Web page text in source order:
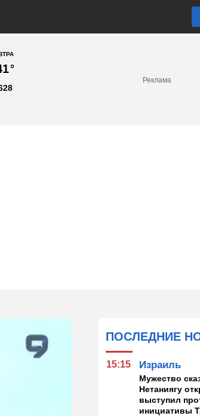
°
Реклама
ПОСЛЕДНИЕ
15:15 Израиль
Мужество
Нетаниягу
выступил
инициативы